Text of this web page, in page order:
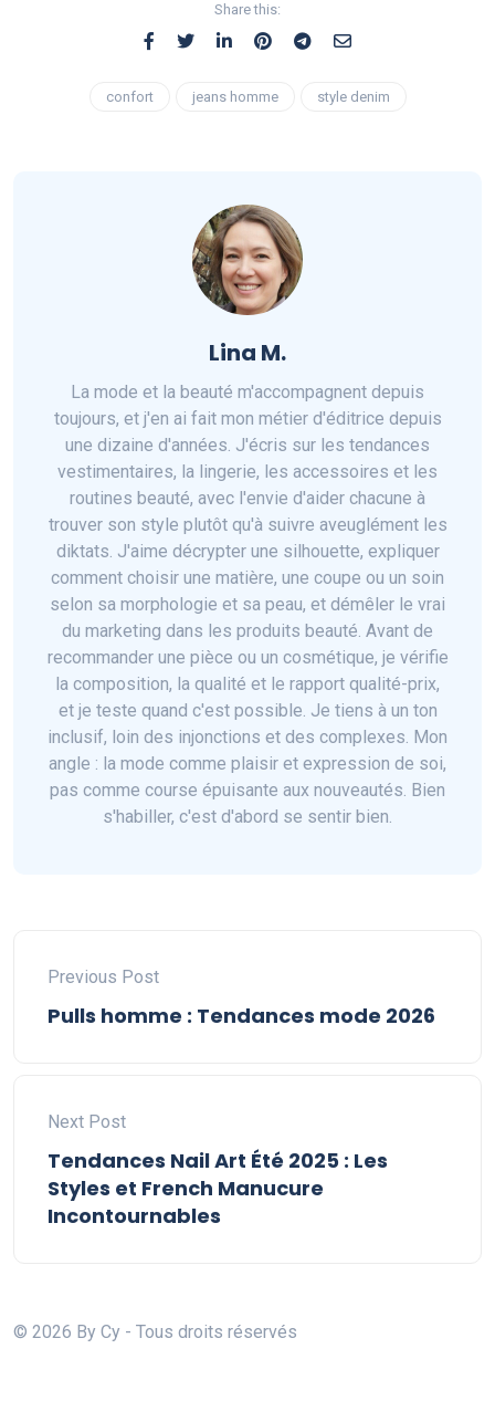
Share this:
confort jeans homme style denim
Lina M.
La mode et la beauté m'accompagnent depuis
toujours, et j'en ai fait mon métier d'éditrice depuis
une dizaine d'années. J'écris sur les tendances
vestimentaires, la lingerie, les accessoires et les
routines beauté, avec l'envie d'aider chacune à
trouver son style plutôt qu'à suivre aveuglément les
diktats. J'aime décrypter une silhouette, expliquer
comment choisir une matière, une coupe ou un soin
selon sa morphologie et sa peau, et démêler le vrai
du marketing dans les produits beauté. Avant de
recommander une pièce ou un cosmétique, je vérifie
la composition, la qualité et le rapport qualité-prix,
et je teste quand c'est possible. Je tiens à un ton
inclusif, loin des injonctions et des complexes. Mon
angle : la mode comme plaisir et expression de soi,
pas comme course épuisante aux nouveautés. Bien
s'habiller, c'est d'abord se sentir bien.
Previous Post
Pulls homme : Tendances mode 2026
Next Post
Tendances Nail Art Été 2025 : Les
Styles et French Manucure
Incontournables
© 2026 By Cy - Tous droits réservés